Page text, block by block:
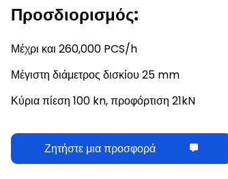
Προσδιορισμός:
Μέχρι και 260,000 PCS/h
Μέγιστη διάμετρος δισκίου 25 mm
Κύρια πίεση 100 kn, προφόρτιση 21kN
Ζητήστε μια προσφορά